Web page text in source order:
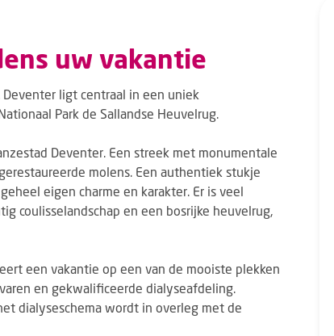
uw vakantie
ligt centraal in een uniek
Park de Sallandse Heuvelrug.
Deventer. Een streek met monumentale
molens. Een authentiek stukje
eigen charme en karakter. Er is veel
coulisselandschap en een bosrijke heuvelrug,
een vakantie op een van de mooiste plekken
en gekwalificeerde dialyseafdeling.
dialyseschema wordt in overleg met de